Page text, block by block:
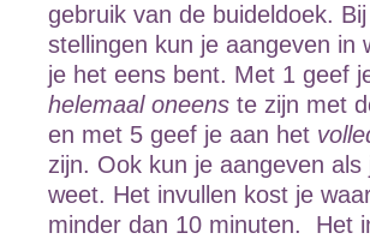
gebruik van de buideldoek.
stellingen kun je aangeven in
je het eens bent. Met 1 geef
helemaal oneens te zijn met
en met 5 geef je aan het
zijn. Ook kun je aangeven als
weet. Het invullen kost je
minder dan 10 minuten. Het